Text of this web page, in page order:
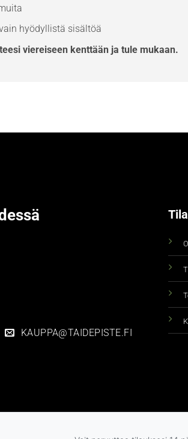
hyödyllistä sisältöä
viereiseen kenttään ja tule mukaan.
KAUPPA@TAIDEPISTE.FI